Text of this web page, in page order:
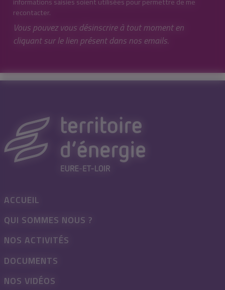
recontacter.
Vous pouvez vous désinscrire à tout moment en
cliquant sur le lien présent dans nos emails.
ACCUEIL
QUI SOMMES NOUS ?
NOS ACTIVITÉS
DOCUMENTS
NOS VIDÉOS